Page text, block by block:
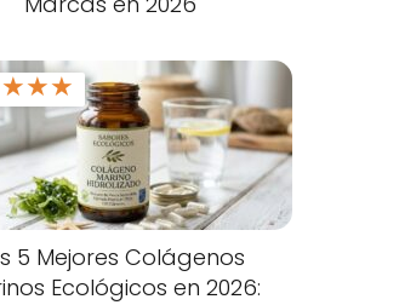
★★★
5 Mejores Colágenos
Ecológicos en 2026: